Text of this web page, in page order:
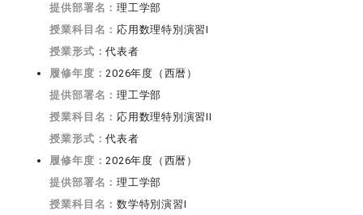
提供部署名：理工学部
授業科目名： 応用数理特別演習I
授業形式：代表者
履修年度：2026年度（西暦）
提供部署名：理工学部
授業科目名： 応用数理特別演習II
授業形式：代表者
履修年度：2026年度（西暦）
提供部署名：理工学部
授業科目名：数学特別演習I